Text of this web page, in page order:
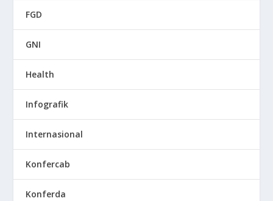
FGD
GNI
Health
Infografik
Internasional
Konfercab
Konferda